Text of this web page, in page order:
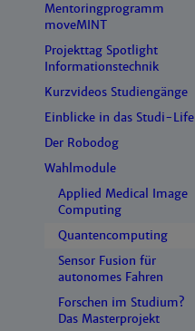
Mentoringprogramm
moveMINT
Projekttag Spotlight
Informationstechnik
Kurzvideos Studiengänge
Einblicke in das Studi-Life
Der Robodog
Wahlmodule
Applied Medical Image
Computing
Quantencomputing
Sensor Fusion für
autonomes Fahren
Forschen im Studium?
Das Masterprojekt